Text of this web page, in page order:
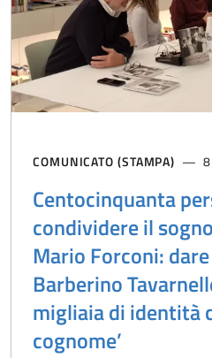
COMUNICATO (STAMPA)
Centocinquanta
condividere il
Mario Forconi:
Barberino
migliaia di identità
cognome’